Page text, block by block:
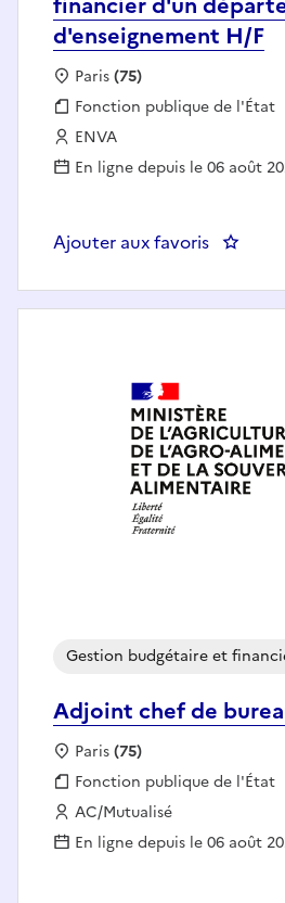
d'enseignement H/F
Localisation :
Paris(75)
Fonction publique :
Fonction publique de l'État
Employeur :
ENVA
En ligne depuis le 06 août
Ajouter aux favoris :
Adjoint chef de
Gestion budgétaire et
Localisation :
Paris(75)
Fonction publique :
Fonction publique de l'État
Employeur :
AC/Mutualisé
En ligne depuis le 06 août